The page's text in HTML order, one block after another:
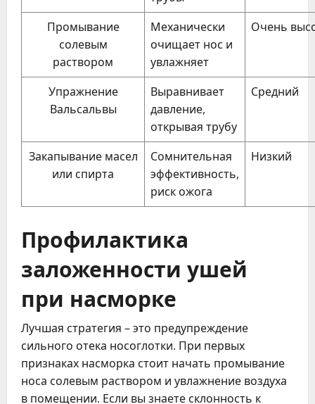
Промывание
солевым
раствором
Механически
очищает нос и
увлажняет
Очень
Упражнение
Вальсальвы
Выравнивает
давление,
открывая трубу
Средний
Закапывание масел
или спирта
Сомнительная
эффективность,
риск ожога
Низкий
Профилактика
заложенности ушей
при насморке
Лучшая стратегия – это предупреждение
сильного отека носоглотки. При первых
признаках насморка стоит начать промывание
носа солевым раствором и увлажнение воздуха
в помещении. Если вы знаете склонность к